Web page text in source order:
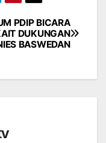
PDIP BICARA
DUKUNGAN
BASWEDAN